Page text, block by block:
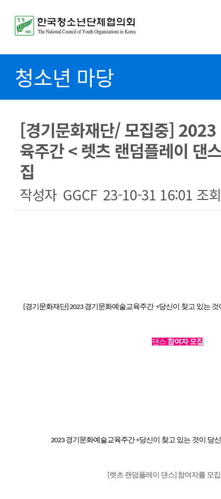
청소년 마당
[경기문화재단/ 모집중] 2023
육주간 < 렛츠 랜덤플레이 댄
집
작성자 GGCF 23-10-31 16:01 조회
경기문화재단] 2023 경기문화예술교육주간 <당신이 찾고 있는
댄스 참여자 모집
2023 경기문화예술교육주간<당신이 찾고 있는 것이 당
렛츠 랜덤플레이 댄스 참여자를 모